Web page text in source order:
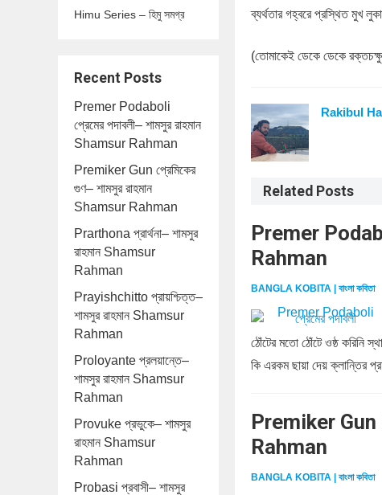
Himu Series – হিমু সমগ্র
Recent Posts
Premer Podaboli
প্রেমের পদাবলী– শামসুর রাহমান
Shamsur Rahman
Premiker Gun প্রেমিকের
গুণ– শামসুর রাহমান
Shamsur Rahman
Prarthona প্রার্থনা– শামসুর
রাহমান Shamsur
Rahman
Prayishchitto প্রায়শ্চিত্ত–
শামসুর রাহমান Shamsur
Rahman
Proloyante প্রলয়ান্তে–
শামসুর রাহমান Shamsur
Rahman
Provuke প্রভুকে– শামসুর
রাহমান Shamsur
Rahman
Probasi প্রবাসী– শামসুর
ব্যর্থতার গহ্বরে প্রস্থিত মুখ
(তোমাকেই ডেকে ডেকে
Rakibul
Related Posts
Premer
Rahman
BANGLA KOBITA | বাংলা কবিতা
ঠোঁটের মতো ঠোঁটে ওষ্ঠ করিনি
কি এরকম ছায়া দেয় ক্লান্তির
Premiker Gun
Rahman
BANGLA KOBITA | বাংলা কবিতা